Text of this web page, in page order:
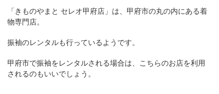
「きものやまと セレオ甲府店」は、甲府市の丸の内にある着
物専門店。
振袖のレンタルも行っているようです。
甲府市で振袖をレンタルされる場合は、こちらのお店を利用
されるのもいいでしょう。